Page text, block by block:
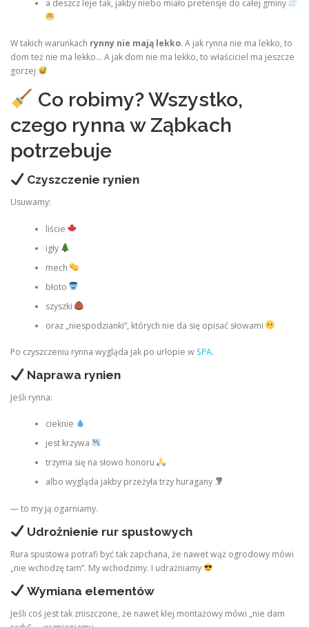
a deszcz leje tak, jakby niebo miało pretensje do całej gminy
W takich warunkach rynny nie mają lekko. A jak rynna nie ma lekko, to
dom też nie ma lekko… A jak dom nie ma lekko, to właściciel ma jeszcze
gorzej
Co robimy? Wszystko,
czego rynna w Ząbkach
potrzebuje
Czyszczenie rynien
Usuwamy:
liście
igły
mech
błoto
szyszki
oraz „niespodzianki”, których nie da się opisać słowami
Po czyszczeniu rynna wygląda jak po urlopie w SPA.
Naprawa rynien
Jeśli rynna:
cieknie
jest krzywa
trzyma się na słowo honoru
albo wygląda jakby przeżyła trzy huragany
— to my ją ogarniamy.
Udrożnienie rur spustowych
Rura spustowa potrafi być tak zapchana, że nawet wąż ogrodowy mówi
„nie wchodzę tam”. My wchodzimy. I udrażniamy
Wymiana elementów
Jeśli coś jest tak zniszczone, że nawet klej montażowy mówi „nie dam